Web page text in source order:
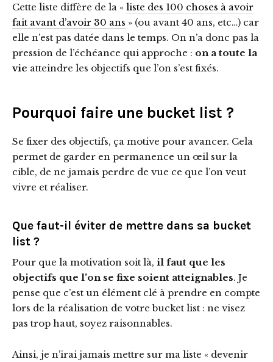
Cette liste diffère de la « liste des 100 choses à avoir
fait avant d’avoir 30 ans » (ou avant 40 ans, etc…) car
elle n’est pas datée dans le temps. On n’a donc pas la
pression de l’échéance qui approche : on a toute la
vie atteindre les objectifs que l’on s’est fixés.
Pourquoi faire une bucket list ?
Se fixer des objectifs, ça motive pour avancer. Cela
permet de garder en permanence un œil sur la
cible, de ne jamais perdre de vue ce que l’on veut
vivre et réaliser.
Que faut-il éviter de mettre dans sa bucket
list ?
Pour que la motivation soit là, il faut que les
objectifs que l’on se fixe soient atteignables. Je
pense que c’est un élément clé à prendre en compte
lors de la réalisation de votre bucket list : ne visez
pas trop haut, soyez raisonnables.
Ainsi, je n’irai jamais mettre sur ma liste « devenir